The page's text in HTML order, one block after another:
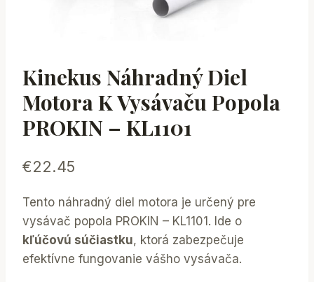
Kinekus Náhradný Diel
Motora K Vysávaču Popola
PROKIN – KL1101
€22.45
Tento náhradný diel motora je určený pre
vysávač popola PROKIN – KL1101. Ide o
kľúčovú súčiastku, ktorá zabezpečuje
efektívne fungovanie vášho vysávača.